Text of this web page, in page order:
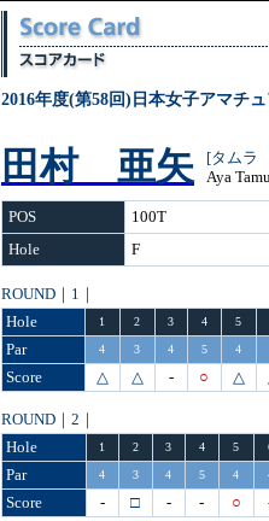
2016年度(第58回)日本女子アマチ
田村 亜矢
[タムラ
Aya
POS
100T
Hole
F
ROUND｜1｜
Hole
1 2 3 4 5
Par 4 3 4 5 4
Score △ △ - ○ △
ROUND｜2｜
Hole
1 2 3 4 5
Par 4 3 4 5 4
Score - □ - - ○